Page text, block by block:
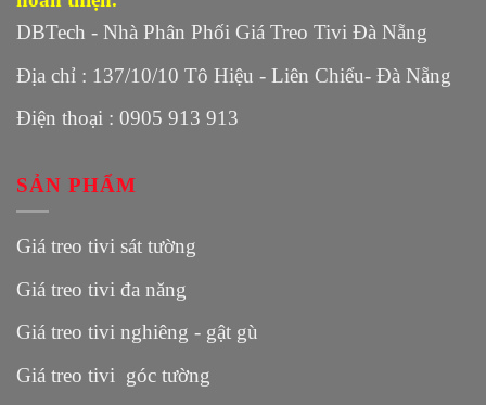
DBTech - Nhà Phân Phối Giá Treo Tivi Đà Nẵng
Địa chỉ : 137/10/10 Tô Hiệu - Liên Chiểu- Đà Nẵng
Điện thoại : 0905 913 913
SẢN PHẨM
Giá treo tivi sát tường
Giá treo tivi đa năng
Giá treo tivi nghiêng - gật gù
Giá treo tivi góc tường